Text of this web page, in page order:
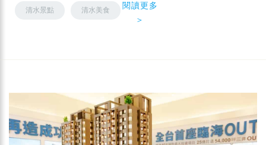
清水景點 清水美食
閱讀更多
＞